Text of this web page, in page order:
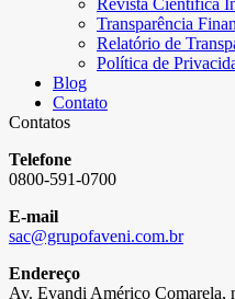
Revista Científica
Transparência
Relatório de
Política de
Blog
Contato
Contatos
Telefone
0800-591-0700
E-mail
sac@grupofaveni.com.br
Endereço
Av. Evandi Américo Comarela,